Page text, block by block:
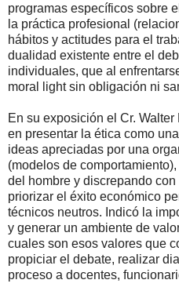
programas específicos sobre
la práctica profesional
hábitos y actitudes para el
dualidad existente entre el
individuales, que al
moral light sin obligación ni
En su exposición el Cr.
en presentar la ética como
ideas apreciadas por una
(modelos de
del hombre y discrepando
priorizar el éxito económico
técnicos neutros. Indicó la
y generar un ambiente de
cuales son esos valores que
propiciar el debate, realizar
proceso a docentes,